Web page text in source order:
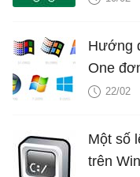
Hướng
One
22/02
Một số
trên